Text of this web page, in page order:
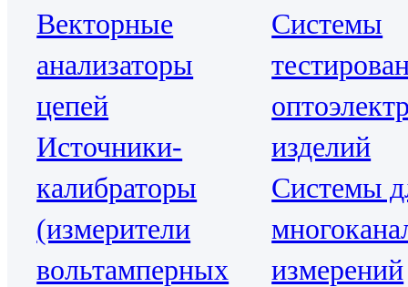
Векторные
анализаторы
цепей
Источники-
калибраторы
(измерители
вольтамперных
Системы
изделий
Системы
измерений